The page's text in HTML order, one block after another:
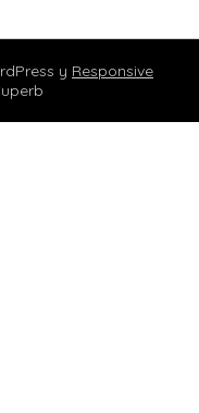
y Responsive